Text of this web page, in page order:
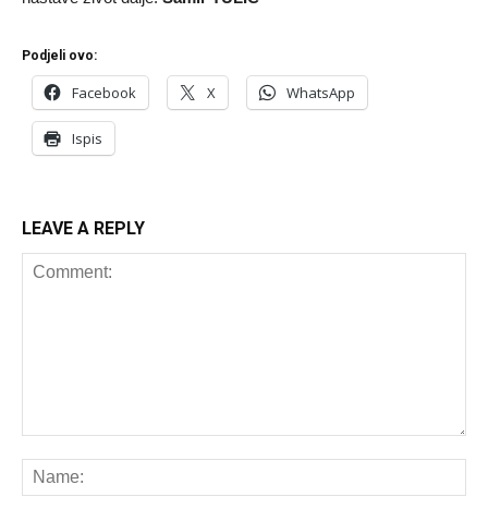
Podjeli ovo:
Facebook X WhatsApp
Ispis
LEAVE A REPLY